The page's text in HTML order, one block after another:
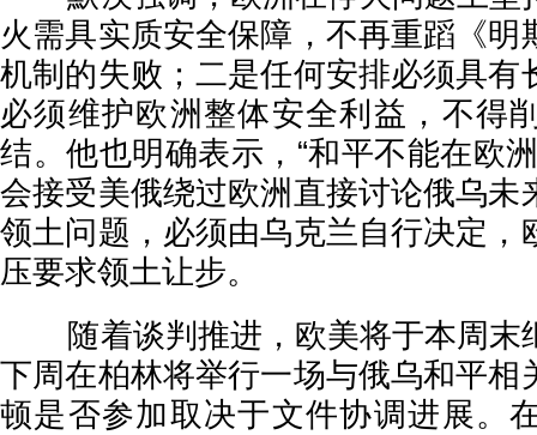
火需具实质安全保障，不再重蹈《明
机制的失败；二是任何安排必须具有
必须维护欧洲整体安全利益，不得
结。他也明确表示，“和平不能在欧
会接受美俄绕过欧洲直接讨论俄乌未
领土问题，必须由乌克兰自行决定，
压要求领土让步。
随着谈判推进，欧美将于本周末
下周在柏林将举行一场与俄乌和平相
顿是否参加取决于文件协调进展。